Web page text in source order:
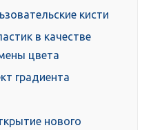
кисти
в качестве
цвета
градиента
нового